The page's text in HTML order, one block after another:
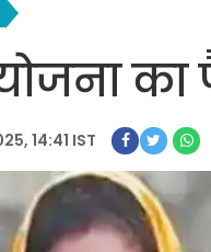
14:41 IST